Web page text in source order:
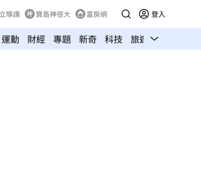
導讀 寶島神很大 富房網 登入
運動 財經 專題 新奇 科技 旅遊 汽車